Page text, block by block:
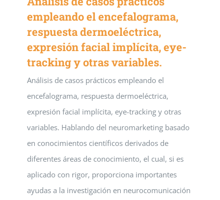
empleando el encefalograma,
respuesta dermoeléctrica,
expresión facial implícita, eye-
tracking y otras variables.
Análisis de casos prácticos empleando el
encefalograma, respuesta dermoeléctrica,
expresión facial implícita, eye-tracking y otras
variables. Hablando del neuromarketing basado
en conocimientos científicos derivados de
diferentes áreas de conocimiento, el cual, si es
aplicado con rigor, proporciona importantes
ayudas a la investigación en neurocomunicación